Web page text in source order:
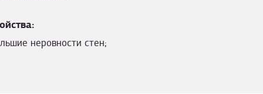
неровности стен;